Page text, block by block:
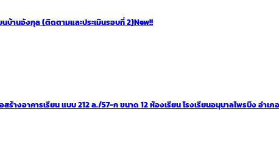
บ้านอังกุล (ติดตามและประเมินรอบที่ 2)New!!
งอาคารเรียน แบบ 212 ล./57-ก ขนาด 12 ห้องเรียน โรงเรียนอนุบาลไพรบึง อำเ